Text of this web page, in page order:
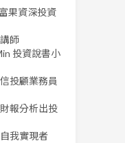
果資深投資
師
投資說書小
投顧業務員
報分析出投
我實現者